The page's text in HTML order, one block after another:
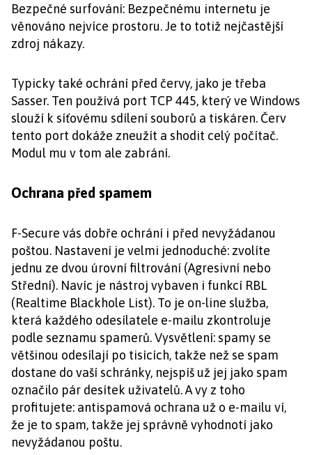
Bezpečné surfování: Bezpečnému internetu je
věnováno nejvíce prostoru. Je to totiž nejčastější
zdroj nákazy.
Typicky také ochrání před červy, jako je třeba
Sasser. Ten používá port TCP 445, který ve Windows
slouží k síťovému sdílení souborů a tiskáren. Červ
tento port dokáže zneužít a shodit celý počítač.
Modul mu v tom ale zabrání.
Ochrana před spamem
F-Secure vás dobře ochrání i před nevyžádanou
poštou. Nastavení je velmi jednoduché: zvolíte
jednu ze dvou úrovní filtrování (Agresivní nebo
Střední). Navíc je nástroj vybaven i funkcí RBL
(Realtime Blackhole List). To je on-line služba,
která každého odesílatele e-mailu zkontroluje
podle seznamu spamerů. Vysvětlení: spamy se
většinou odesílají po tisících, takže než se spam
dostane do vaší schránky, nejspíš už jej jako spam
označilo pár desítek uživatelů. A vy z toho
profitujete: antispamová ochrana už o e-mailu ví,
že je to spam, takže jej správně vyhodnotí jako
nevyžádanou poštu.